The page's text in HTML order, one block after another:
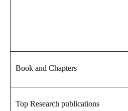
Book and Chapters
Top Research publications